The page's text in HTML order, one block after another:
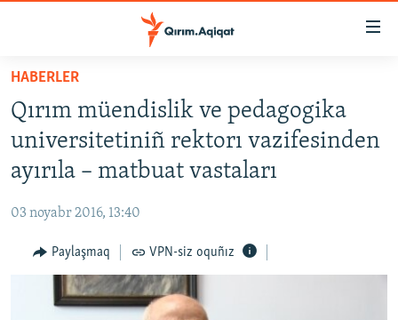
Esas
qaytmaq
Baş
navigatsiyağa
qaytmaq
Qıdıruvğa
qaytmaq
SİYASET
İQTİSADİYAT
MEDENİYET
İNSAN AQLARI
VİDEO
HABERLER
Qırım müendislik ve pedagogika
universitetiniñ rektorı vazifesinden
ayırıla – matbuat vastaları
03 noyabr 2016, 13:40
Paylaşmaq VPN-siz oquñız